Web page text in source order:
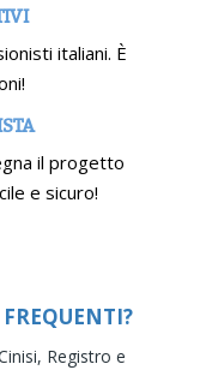
italiani. È
il progetto
e sicuro!
Registro e